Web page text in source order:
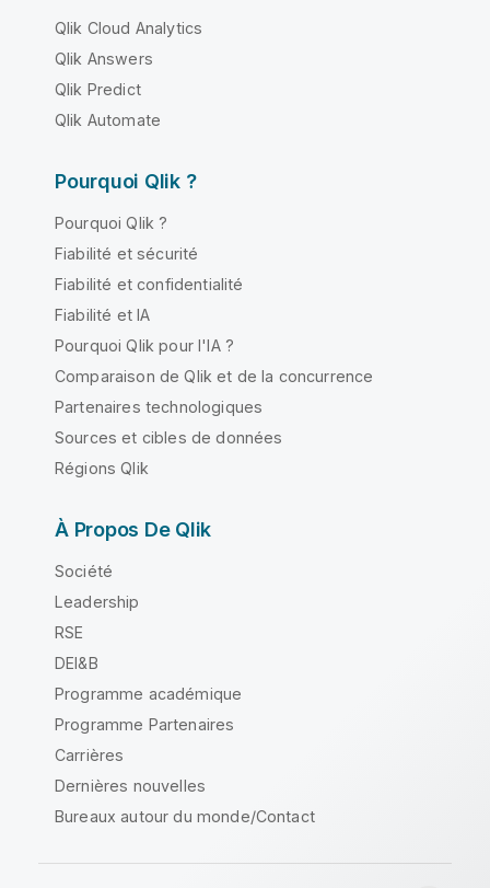
Qlik Cloud Analytics
Qlik Answers
Qlik Predict
Qlik Automate
Pourquoi Qlik ?
Pourquoi Qlik ?
Fiabilité et sécurité
Fiabilité et confidentialité
Fiabilité et IA
Pourquoi Qlik pour l'IA ?
Comparaison de Qlik et de la concurrence
Partenaires technologiques
Sources et cibles de données
Régions Qlik
À Propos De Qlik
Société
Leadership
RSE
DEI&B
Programme académique
Programme Partenaires
Carrières
Dernières nouvelles
Bureaux autour du monde/Contact